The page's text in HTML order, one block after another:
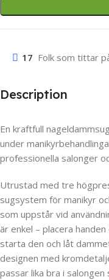
17 Folk som tittar
Description
En kraftfull
under
professionella salonger
Utrustad med tre
sugsystem för manikyr
som uppstår vid
är enkel – placera
starta den och låt
designen med
passar lika bra i